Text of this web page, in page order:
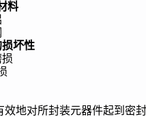
料
坏性
地对所封装元器件起到密